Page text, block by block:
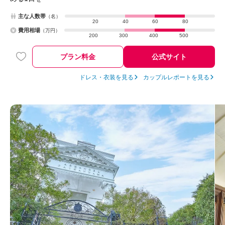
主な人数帯 （名）
20
40 60 80
費用相場 （万円）
200
300 400 500
プラン料金 公式サイト
ドレス・衣装を見る カップルレポートを見る